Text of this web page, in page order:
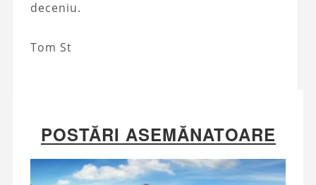
deceniu.
Tom St
POSTĂRI ASEMĂNATOARE